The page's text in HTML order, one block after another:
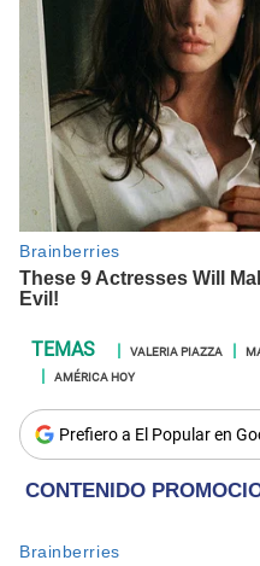
VALERIA PIAZZA
AMÉRICA HOY
Prefiero a El Popular en